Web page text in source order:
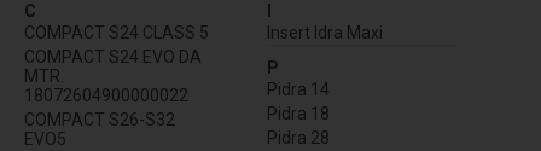
C
COMPACT S24 CLASS 5
COMPACT S24 EVO DA
MTR.
18072604900000022
COMPACT S26-S32
EVO5
Insert Idra Maxi
P
Pidra 14
Pidra 18
Pidra 28